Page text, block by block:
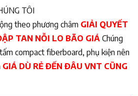
TÔI
theo phương châm GIẢI QUYẾT
TAN NỖI LO BÃO GIÁ Chúng
compact fiberboard, phụ kiện nên
GIÁ DÙ RẺ ĐẾN ĐÂU VNT CŨNG